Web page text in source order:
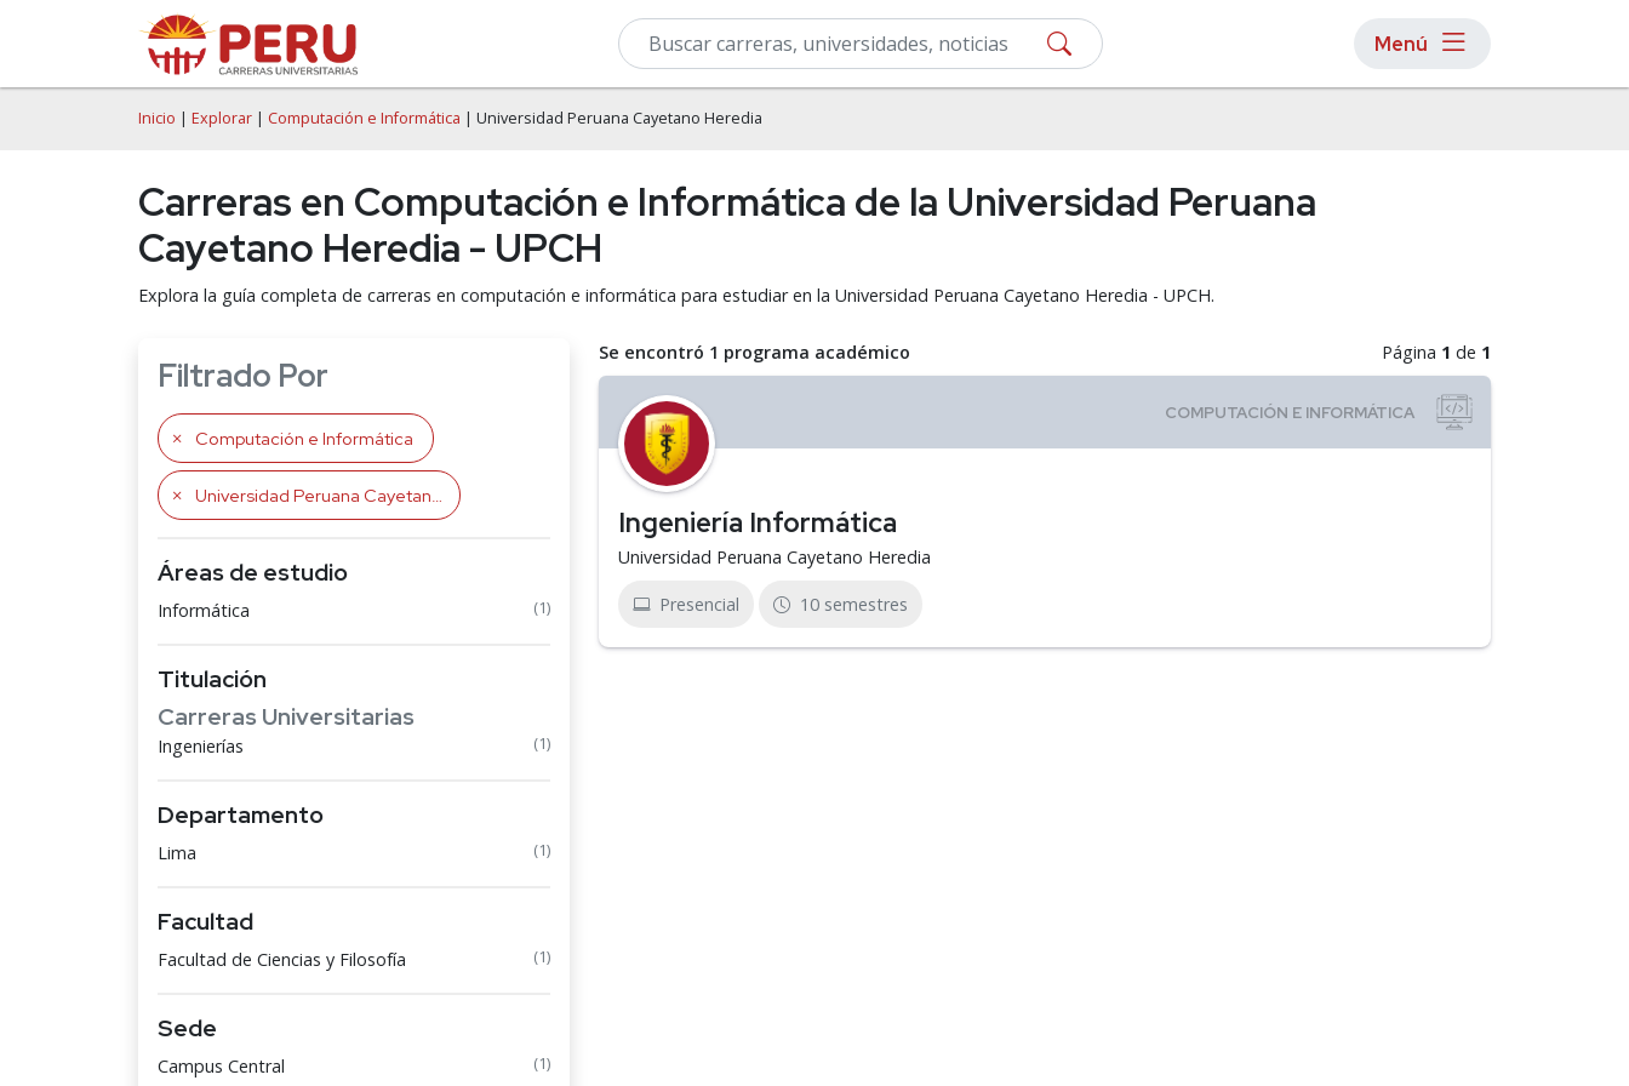
Menú
Inicio | Explorar | Computación e Informática | Universidad Peruana Cayetano Heredia
Carreras en Computación e Informática de la Universidad Peruana
Cayetano Heredia - UPCH
Explora la guía completa de carreras en computación e informática para estudiar en la Universidad Peruana Cayetano Heredia - UPCH.
Filtrado Por
Computación e Informática
Universidad Peruana Cayetano Heredia
Áreas de estudio
Informática (1)
Titulación
Carreras Universitarias
Ingenierías (1)
Departamento
Lima (1)
Facultad
Facultad de Ciencias y Filosofía (1)
Sede
Campus Central (1)
Se encontró 1 programa académico Página 1 de 1
Ingeniería Informática
Universidad Peruana Cayetano Heredia
Presencial 10 semestres